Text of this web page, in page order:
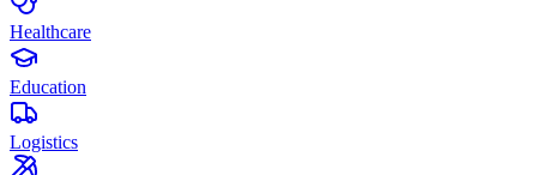
Healthcare
Education
Logistics